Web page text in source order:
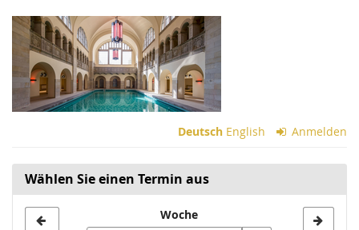
Zum
Haupt-
Inhalt
springen
Deutsch English Anmelden
Wählen Sie einen Termin aus
Woche